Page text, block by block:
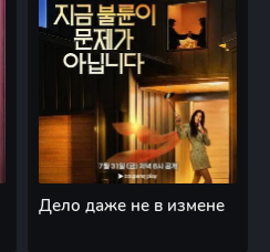
Дело даже не в измене